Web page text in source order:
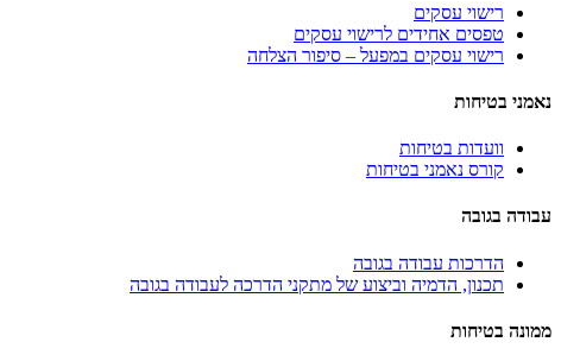
רישוי עסקים
טפסים אחידים לרישוי עסקים
רישוי עסקים במפעל – סיפור הצלחה
נאמני בטיחות
וועדות בטיחות
קורס נאמני בטיחות
עבודה בגובה
הדרכות עבודה בגובה
תכנון, הדמיה וביצוע של מתקני הדרכה לעבודה בגובה
ממונה בטיחות